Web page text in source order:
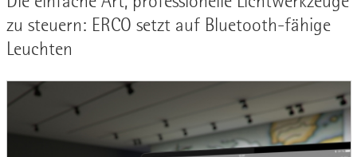
zu steuern: ERCO setzt auf Bluetooth-fähige
Leuchten